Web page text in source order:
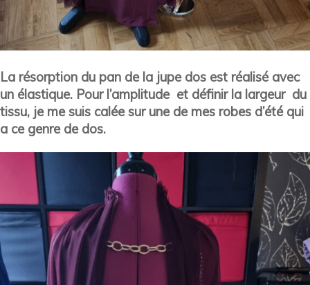
La résorption du pan de la jupe dos est réalisé avec
un élastique. Pour l’amplitude et définir la largeur du
tissu, je me suis calée sur une de mes robes d’été qui
a ce genre de dos.